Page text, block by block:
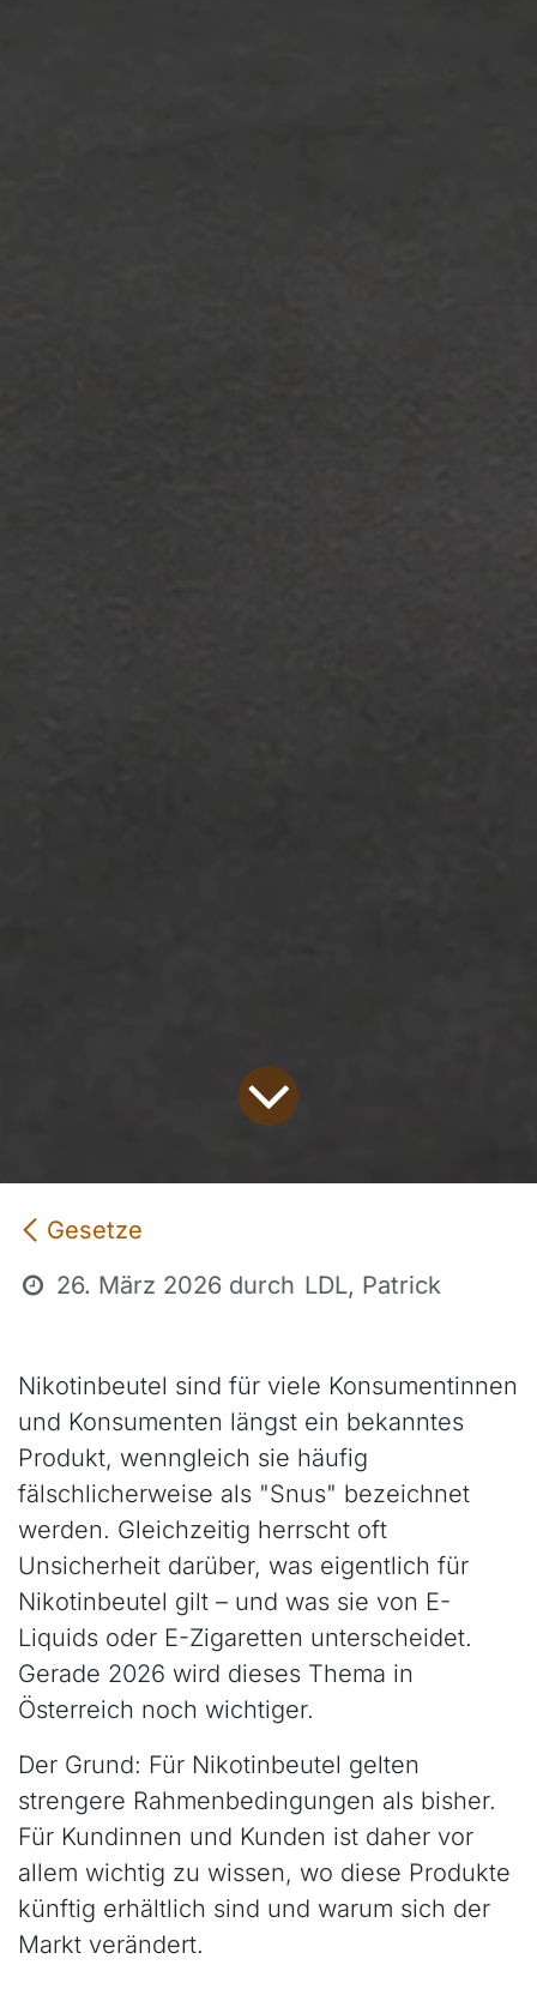
Gesetze
26. März 2026 durch LDL, Patrick
Nikotinbeutel sind für viele Konsumentinnen
und Konsumenten längst ein bekanntes
Produkt, wenngleich sie häufig
fälschlicherweise als "Snus" bezeichnet
werden. Gleichzeitig herrscht oft
Unsicherheit darüber, was eigentlich für
Nikotinbeutel gilt – und was sie von E-
Liquids oder E-Zigaretten unterscheidet.
Gerade 2026 wird dieses Thema in
Österreich noch wichtiger.
Der Grund: Für Nikotinbeutel gelten
strengere Rahmenbedingungen als bisher.
Für Kundinnen und Kunden ist daher vor
allem wichtig zu wissen, wo diese Produkte
künftig erhältlich sind und warum sich der
Markt verändert.